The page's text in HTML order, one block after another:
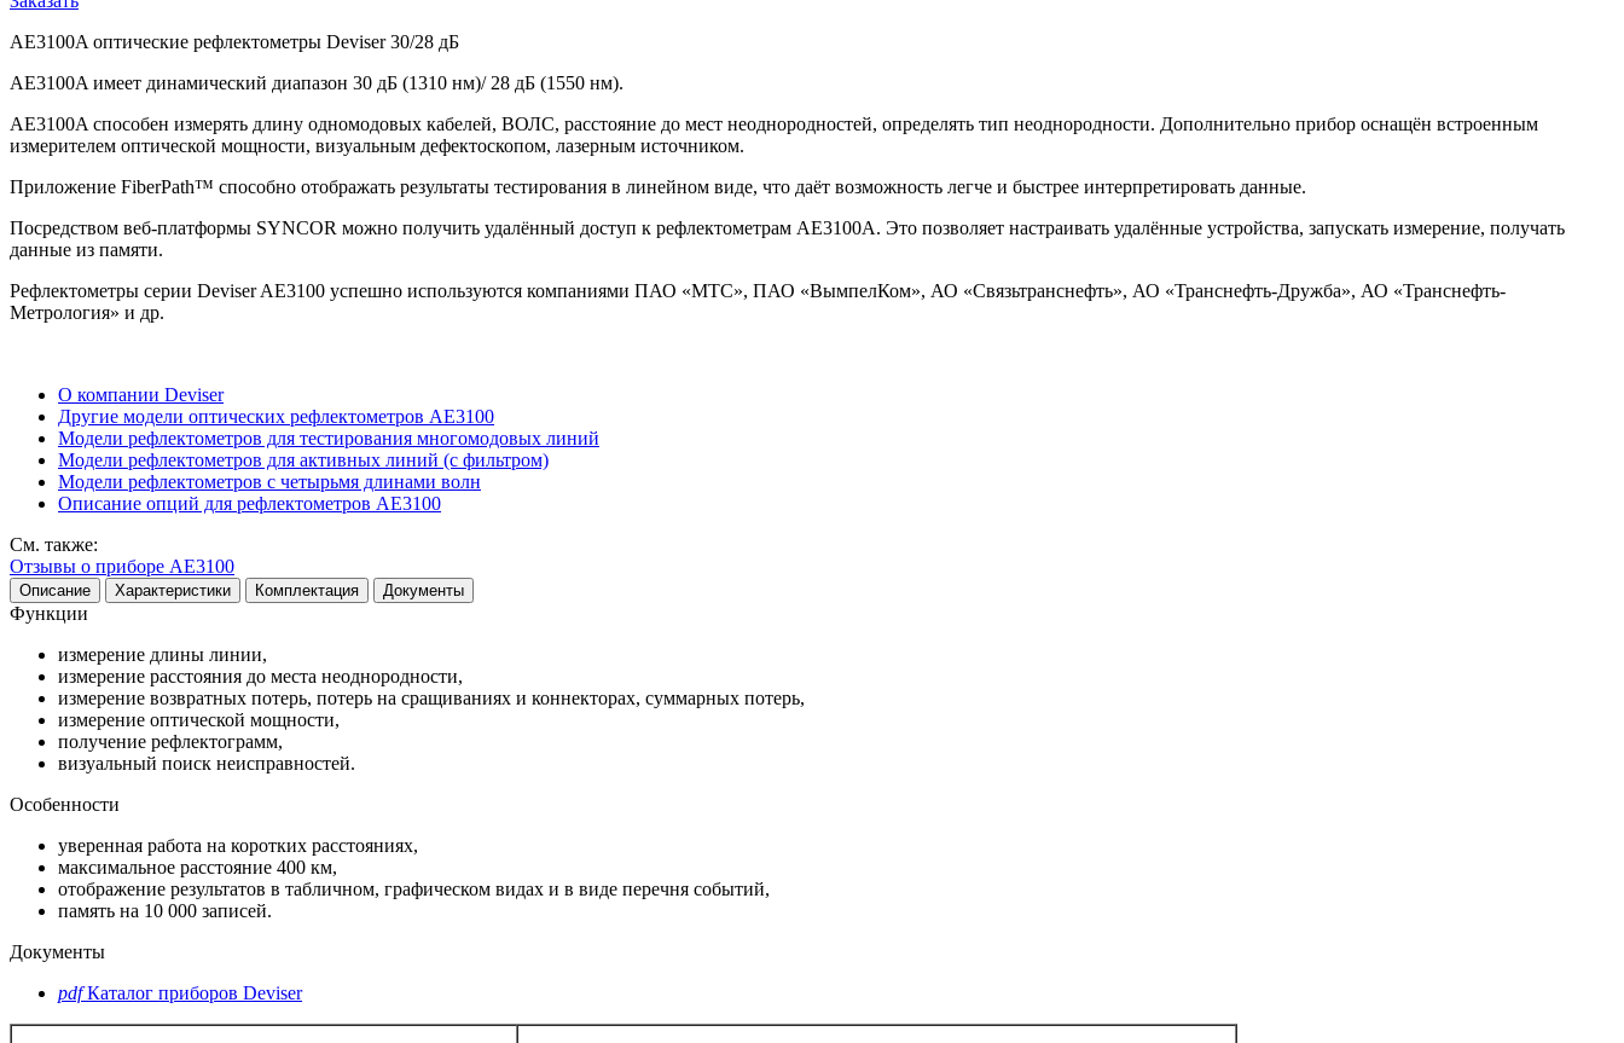
AE3100A оптические рефлектометры Deviser 30/28 дБ
AE3100A имеет динамический диапазон 30 дБ (1310 нм)/ 28 дБ (1550 нм).
AE3100A способен измерять длину одномодовых кабелей, ВОЛС, расстояние до мест неоднородностей, определять тип неоднородности. Дополнительно прибор оснащён встроенным
измерителем оптической мощности, визуальным дефектоскопом, лазерным источником.
Приложение FiberPath™ способно отображать результаты тестирования в линейном виде, что даёт возможность легче и быстрее интерпретировать данные.
Посредством веб-платформы SYNCOR можно получить удалённый доступ к рефлектометрам AE3100A. Это позволяет настраивать удалённые устройства, запускать измерение, получать
данные из памяти.
Рефлектометры серии Deviser AE3100 успешно используются компаниями ПАО «МТС», ПАО «ВымпелКом», АО «Связьтранснефть», АО «Транснефть-Дружба», АО «Транснефть-
Метрология» и др.
О компании Deviser
Другие модели оптических рефлектометров AE3100
Модели рефлектометров для тестирования многомодовых линий
Модели рефлектометров для активных линий (с фильтром)
Модели рефлектометров с четырьмя длинами волн
Описание опций для рефлектометров AE3100
См. также:
Отзывы о приборе АЕ3100
Описание Характеристики Комплектация Документы
Функции
измерение длины линии,
измерение расстояния до места неоднородности,
измерение возвратных потерь, потерь на сращиваниях и коннекторах, суммарных потерь,
измерение оптической мощности,
получение рефлектограмм,
визуальный поиск неисправностей.
Особенности
уверенная работа на коротких расстояниях,
максимальное расстояние 400 км,
отображение результатов в табличном, графическом видах и в виде перечня событий,
память на 10 000 записей.
Документы
pdfКаталог приборов Deviser